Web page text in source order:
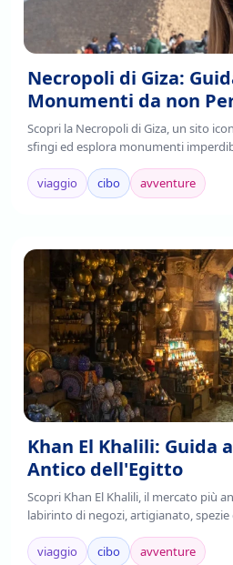
Necropoli di Giza:
Monumenti da non
Scopri la Necropoli di Giza, un sito
sfingi ed esplora monumenti
storia. Leggi di più!
viaggio
cibo avventure
Khan El Khalili: Guida
Antico dell'Egitto
Scopri Khan El Khalili, il mercato più
labirinto di negozi, artigianato,
nell'autenticità cairota. Leggi!
viaggio
cibo avventure